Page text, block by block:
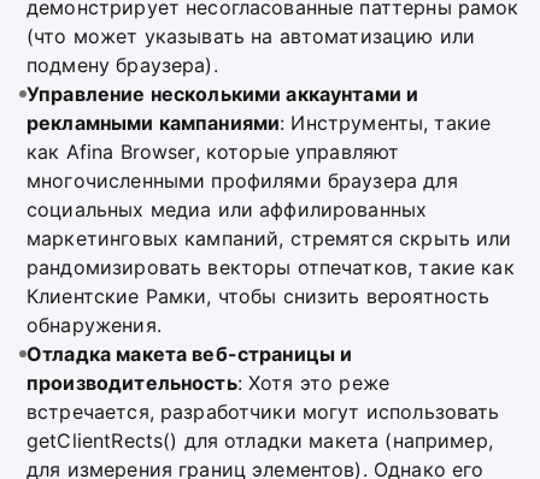
демонстрирует несогласованные паттерны рамок
(что может указывать на автоматизацию или
подмену браузера).
Управление несколькими аккаунтами и
рекламными кампаниями: Инструменты, такие
как Afina Browser, которые управляют
многочисленными профилями браузера для
социальных медиа или аффилированных
маркетинговых кампаний, стремятся скрыть или
рандомизировать векторы отпечатков, такие как
Клиентские Рамки, чтобы снизить вероятность
обнаружения.
Отладка макета веб-страницы и
производительность: Хотя это реже
встречается, разработчики могут использовать
getClientRects() для отладки макета (например,
для измерения границ элементов). Однако его